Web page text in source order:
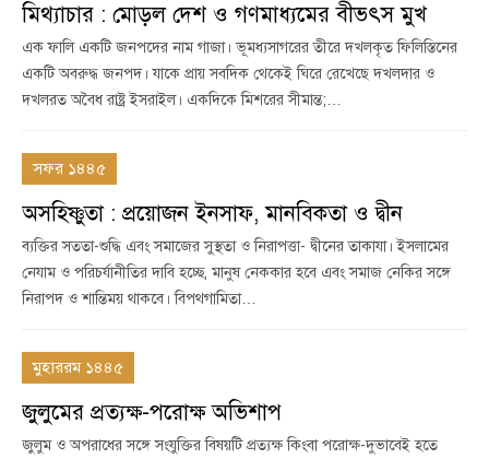
মিথ্যাচার : মোড়ল দেশ ও গণমাধ্যমের বীভৎস মুখ
এক ফালি একটি জনপদের নাম গাজা। ভূমধ্যসাগরের তীরে দখলকৃত ফিলিস্তিনের
একটি অবরুদ্ধ জনপদ। যাকে প্রায় সবদিক থেকেই ঘিরে রেখেছে দখলদার ও
দখলরত অবৈধ রাষ্ট্র ইসরাইল। একদিকে মিশরের সীমান্ত;…
সফর ১৪৪৫
অসহিষ্ণুতা : প্রয়োজন ইনসাফ, মানবিকতা ও দ্বীন
ব্যক্তির সততা-শুদ্ধি এবং সমাজের সুস্থতা ও নিরাপত্তা- দ্বীনের তাকাযা। ইসলামের
নেযাম ও পরিচর্যানীতির দাবি হচ্ছে, মানুষ নেককার হবে এবং সমাজ নেকির সঙ্গে
নিরাপদ ও শান্তিময় থাকবে। বিপথগামিতা…
মুহাররম ১৪৪৫
জুলুমের প্রত্যক্ষ-পরোক্ষ অভিশাপ
জুলুম ও অপরাধের সঙ্গে সংযুক্তির বিষয়টি প্রত্যক্ষ কিংবা পরোক্ষ-দুভাবেই হতে